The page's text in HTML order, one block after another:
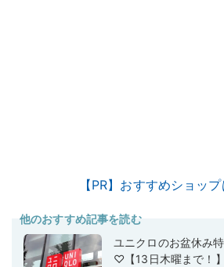
【PR】おすすめショッ
他のおすすめ記事を読む
ユニクロのお盆休み
♡【13日木曜まで！